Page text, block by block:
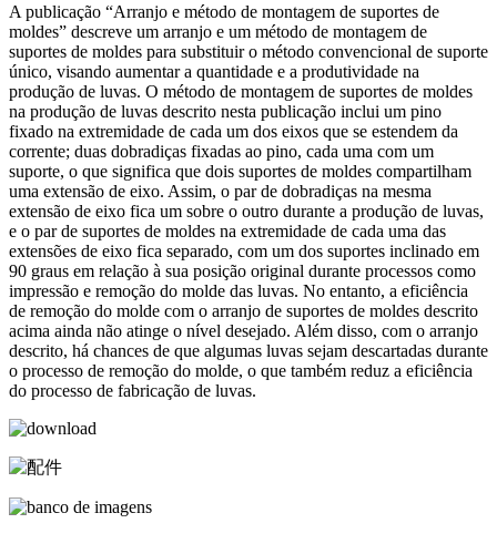
A publicação “Arranjo e método de montagem de suportes de
moldes” descreve um arranjo e um método de montagem de
suportes de moldes para substituir o método convencional de suporte
único, visando aumentar a quantidade e a produtividade na
produção de luvas. O método de montagem de suportes de moldes
na produção de luvas descrito nesta publicação inclui um pino
fixado na extremidade de cada um dos eixos que se estendem da
corrente; duas dobradiças fixadas ao pino, cada uma com um
suporte, o que significa que dois suportes de moldes compartilham
uma extensão de eixo. Assim, o par de dobradiças na mesma
extensão de eixo fica um sobre o outro durante a produção de luvas,
e o par de suportes de moldes na extremidade de cada uma das
extensões de eixo fica separado, com um dos suportes inclinado em
90 graus em relação à sua posição original durante processos como
impressão e remoção do molde das luvas. No entanto, a eficiência
de remoção do molde com o arranjo de suportes de moldes descrito
acima ainda não atinge o nível desejado. Além disso, com o arranjo
descrito, há chances de que algumas luvas sejam descartadas durante
o processo de remoção do molde, o que também reduz a eficiência
do processo de fabricação de luvas.